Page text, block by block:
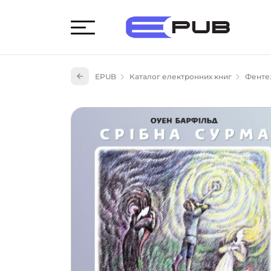
(527)
(55)
EPUB Каталог електронних книг